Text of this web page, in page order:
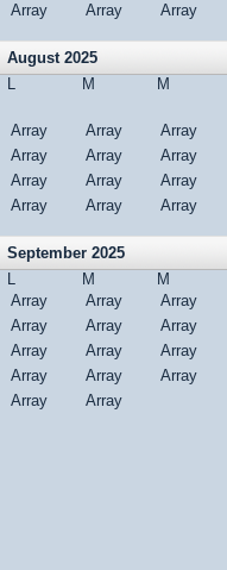
Array
Array Array
August 2025
L
M M
Array
Array Array
Array
Array Array
Array
Array Array
Array
Array Array
September 2025
L
M M
Array
Array Array
Array
Array Array
Array
Array Array
Array
Array Array
Array
Array